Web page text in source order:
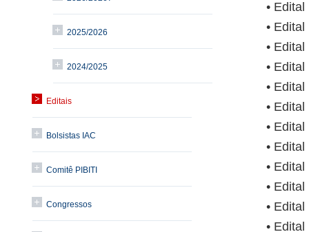
2025/2026
2024/2025
Editais
Bolsistas IAC
Comitê PIBITI
Congressos
•
•
•
•
•
•
•
•
•
•
•
•